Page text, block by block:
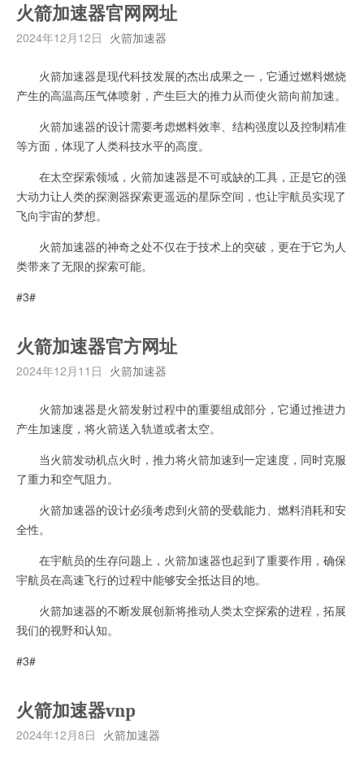
火箭加速器官网网址
2024年12月12日 火箭加速器
火箭加速器是现代科技发展的杰出成果之一，它通过燃料燃烧
产生的高温高压气体喷射，产生巨大的推力从而使火箭向前加速。
火箭加速器的设计需要考虑燃料效率、结构强度以及控制精准
等方面，体现了人类科技水平的高度。
在太空探索领域，火箭加速器是不可或缺的工具，正是它的强
大动力让人类的探测器探索更遥远的星际空间，也让宇航员实现了
飞向宇宙的梦想。
火箭加速器的神奇之处不仅在于技术上的突破，更在于它为人
类带来了无限的探索可能。
#3#
火箭加速器官方网址
2024年12月11日 火箭加速器
火箭加速器是火箭发射过程中的重要组成部分，它通过推进力
产生加速度，将火箭送入轨道或者太空。
当火箭发动机点火时，推力将火箭加速到一定速度，同时克服
了重力和空气阻力。
火箭加速器的设计必须考虑到火箭的受载能力、燃料消耗和安
全性。
在宇航员的生存问题上，火箭加速器也起到了重要作用，确保
宇航员在高速飞行的过程中能够安全抵达目的地。
火箭加速器的不断发展创新将推动人类太空探索的进程，拓展
我们的视野和认知。
#3#
火箭加速器vnp
2024年12月8日 火箭加速器